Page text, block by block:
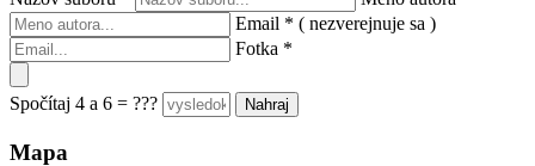
Email * ( nezverejnuje sa )
Fotka *
Spočítaj 4 a 6 = ???
Mapa